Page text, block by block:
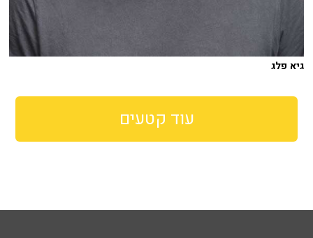
גיא פלג
עוד קטעים